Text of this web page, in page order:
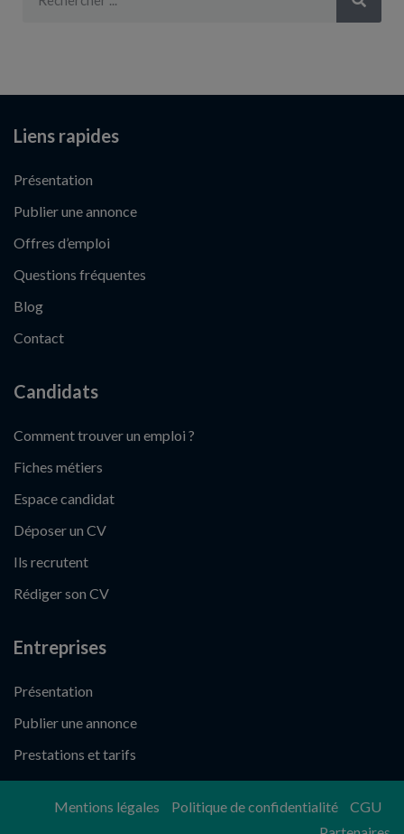
Liens rapides
Présentation
Publier une annonce
Offres d’emploi
Questions fréquentes
Blog
Contact
Candidats
Comment trouver un emploi ?
Fiches métiers
Espace candidat
Déposer un CV
Ils recrutent
Rédiger son CV
Entreprises
Présentation
Publier une annonce
Prestations et tarifs
Mentions légales Politique de confidentialité
CGU